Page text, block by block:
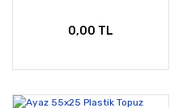
0,00 TL